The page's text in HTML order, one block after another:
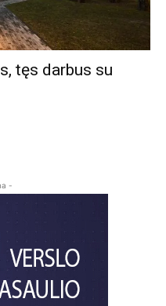
tęs darbus su
-